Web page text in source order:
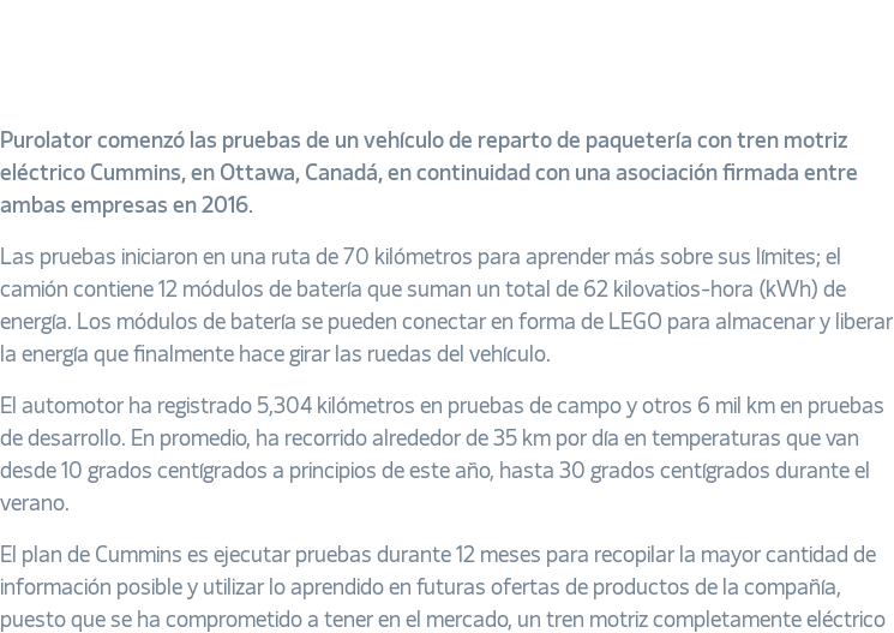
Purolator comenzó las pruebas de un vehículo de reparto de paquetería con tren motriz
eléctrico Cummins, en Ottawa, Canadá, en continuidad con una asociación firmada entre
ambas empresas en 2016.
Las pruebas iniciaron en una ruta de 70 kilómetros para aprender más sobre sus límites; e
camión contiene 12 módulos de batería que suman un total de 62 kilovatios-hora (kWh) de
energía. Los módulos de batería se pueden conectar en forma de LEGO para almacenar y liberar
la energía que finalmente hace girar las ruedas del vehículo.
El automotor ha registrado 5,304 kilómetros en pruebas de campo y otros 6 mil km en pruebas
de desarrollo. En promedio, ha recorrido alrededor de 35 km por día en temperaturas que van
desde 10 grados centígrados a principios de este año, hasta 30 grados centígrados durante el
verano.
El plan de Cummins es ejecutar pruebas durante 12 meses para recopilar la mayor cantidad de
información posible y utilizar lo aprendido en futuras ofertas de productos de la compañía,
puesto que se ha comprometido a tener en el mercado, un tren motriz completamente eléctrico